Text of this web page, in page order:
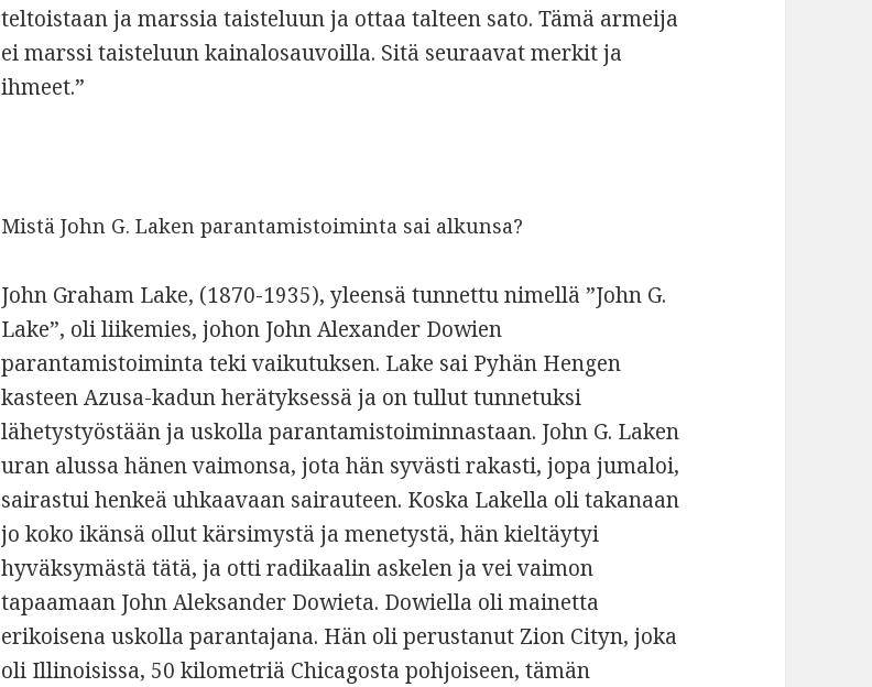
teltoistaan ja marssia taisteluun ja ottaa talteen sato. Tämä armeija
ei marssi taisteluun kainalosauvoilla. Sitä seuraavat merkit ja
ihmeet.”
Mistä John G. Laken parantamistoiminta sai alkunsa?
John Graham Lake, (1870-1935), yleensä tunnettu nimellä ”John G.
Lake”, oli liikemies, johon John Alexander Dowien
parantamistoiminta teki vaikutuksen. Lake sai Pyhän Hengen
kasteen Azusa-kadun herätyksessä ja on tullut tunnetuksi
lähetystyöstään ja uskolla parantamistoiminnastaan. John G. Laken
uran alussa hänen vaimonsa, jota hän syvästi rakasti, jopa jumaloi,
sairastui henkeä uhkaavaan sairauteen. Koska Lakella oli takanaan
jo koko ikänsä ollut kärsimystä ja menetystä, hän kieltäytyi
hyväksymästä tätä, ja otti radikaalin askelen ja vei vaimon
tapaamaan John Aleksander Dowieta. Dowiella oli mainetta
erikoisena uskolla parantajana. Hän oli perustanut Zion Cityn, joka
oli Illinoisissa, 50 kilometriä Chicagosta pohjoiseen, tämän